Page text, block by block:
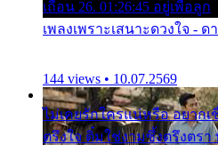
เถื่อน 26. 01:26:45 อยู่เพื่อลูก
เพลงเพราะเสนาะดวงใจ - ด
144 views • 10.07.2569
ไม่เคยรักใครแน่หรือ อยาก
ตรึงใจ ติ๋มใช่งามซึ้งตรึงตร